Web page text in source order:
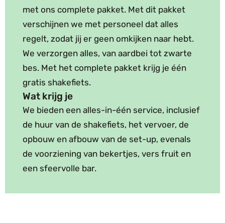
met ons complete pakket. Met dit pakket
verschijnen we met personeel dat alles
regelt, zodat jij er geen omkijken naar hebt.
We verzorgen alles, van aardbei tot zwarte
bes. Met het complete pakket krijg je één
gratis shakefiets.
Wat krijg je
We bieden een alles-in-één service, inclusief
de huur van de shakefiets, het vervoer, de
opbouw en afbouw van de set-up, evenals
de voorziening van bekertjes, vers fruit en
een sfeervolle bar.